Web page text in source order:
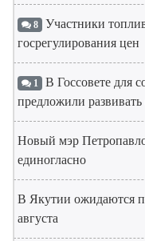
8 Участники
госрегулирования цен
1 В Госсовете для
предложили
Новый мэр
единогласно
В Якутии ожидаются
августа